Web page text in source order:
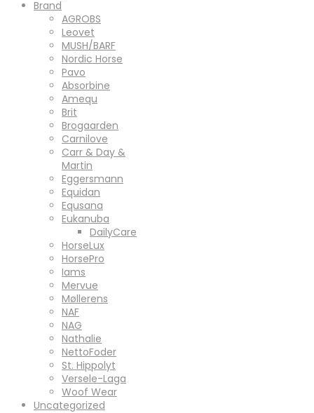
Brand
AGROBS
Leovet
MUSH/BARF
Nordic Horse
Pavo
Absorbine
Amequ
Brit
Brogaarden
Carnilove
Carr & Day &
Martin
Eggersmann
Equidan
Equsana
Eukanuba
DailyCare
HorseLux
HorsePro
Iams
Mervue
Møllerens
NAF
NAG
Nathalie
NettoFoder
St. Hippolyt
Versele-Laga
Woof Wear
Uncategorized